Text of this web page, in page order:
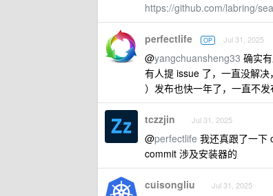
https://github.com/labring/
perfectlife OP Jul 31, 2025
@yangchuansheng33 确实
有人提 issue 了，一直没解
）发布也快一年了，一直不
tczzjin Jul 31, 2025
@perfectlife 我还真跟了一下
commit 涉及安装器的
cuisongliu Jul 31, 2025